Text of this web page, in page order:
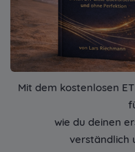
Mit dem kostenlosen
wie du deinen
verständlich